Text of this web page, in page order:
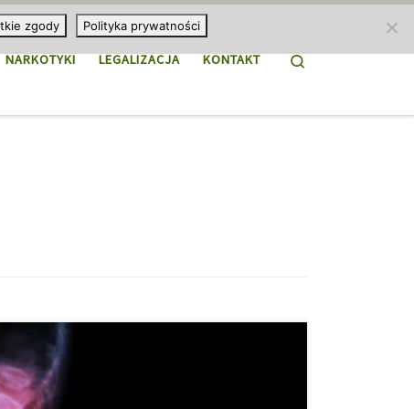
NARKOTYKI LEGALIZACJA KONTAKT Search
zgody Polityka prywatności